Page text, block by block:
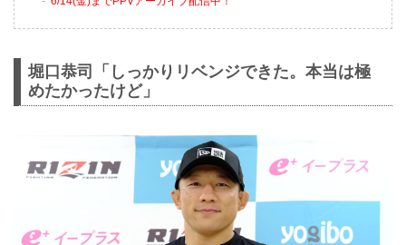
堀口恭司「しっかりリベンジできた。本当は極
めたかったけど」